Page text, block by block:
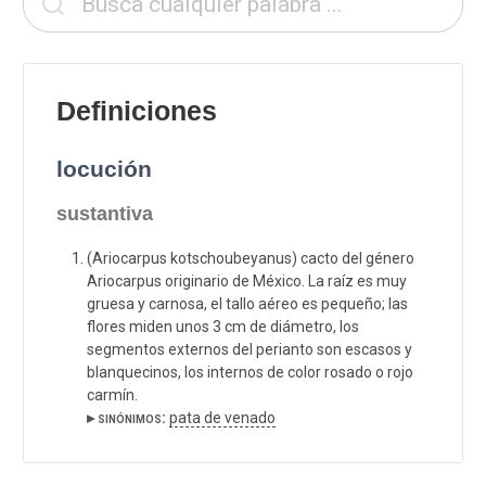
Definiciones
locución
sustantiva
(Ariocarpus kotschoubeyanus) cacto del género
Ariocarpus originario de México. La raíz es muy
gruesa y carnosa, el tallo aéreo es pequeño; las
flores miden unos 3 cm de diámetro, los
segmentos externos del perianto son escasos y
blanquecinos, los internos de color rosado o rojo
carmín.
▸ sinónimos: pata de venado